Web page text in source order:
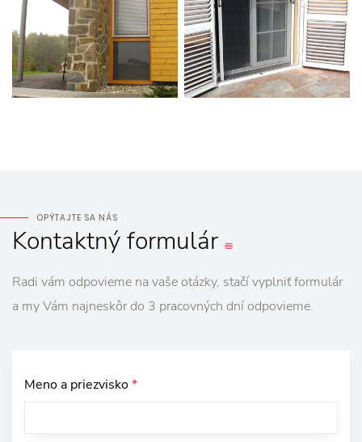
OPÝTAJTE SA NÁS
Kontaktnýformulár
Radi vám odpovieme na vaše otázky, stačí vyplniť formulár
a my Vám najneskôr do 3 pracovných dní odpovieme.
Meno a priezvisko*